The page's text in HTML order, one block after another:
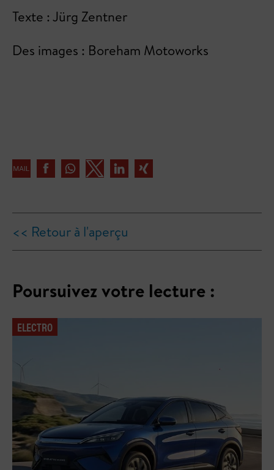
Texte : Jürg Zentner
Des images : Boreham Motoworks
<< Retour à l'aperçu
Poursuivez votre lecture :
ELECTRO